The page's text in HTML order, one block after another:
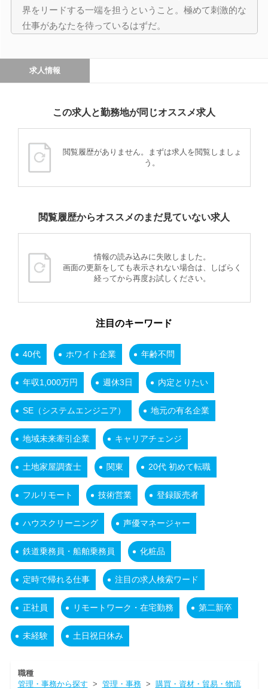
界をリードする一端を担うということ。極めて刺激的な
仕事があなたを待っているはずだ。
求人情報
この求人と勤務地が同じオススメ求人
閲覧履歴がありません。まずは求人を閲覧しましょ
う。
閲覧履歴からオススメのまだ見ていない求人
情報の読み込みに失敗しました。
画面の更新をしても表示されない場合は、しばらく
経ってから再度お試しください。
注目のキーワード
40代 ホワイト企業 年齢不問
年収1,000万円 週休3日 内定とりたい
SE（システムエンジニア） 地元の有名企業
地域未来牽引企業 キャリアチェンジ
土地家屋調査士 関東 20代 初めて転職
フルリモート 技術営業 登録販売者
ハウスクリーニング 声優マネージャー
鉄道乗務員・船舶乗務員 化粧品
定時で帰れる仕事 注目の求人検索ワード
正社員 リモートワーク・在宅勤務 第二新卒
未経験 土日祝日休み
職種
管理・事務から探す > 管理・事務> 購買・資材・貿易・物流